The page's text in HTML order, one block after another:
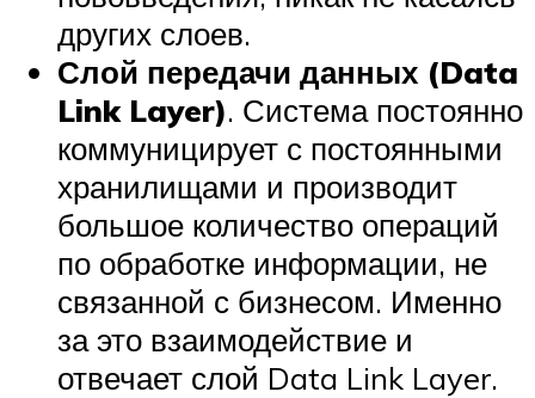
других слоев.
Слой передачи данных (Data
Link Layer). Система постоянно
коммуницирует с постоянными
хранилищами и производит
большое количество операций
по обработке информации, не
связанной с бизнесом. Именно
за это взаимодействие и
отвечает слой Data Link Layer.